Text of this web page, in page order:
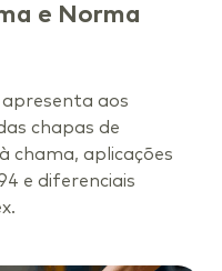
e Norma
aos
chapas de
chama, aplicações
e diferenciais